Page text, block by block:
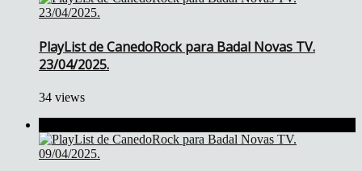
PlayList de CanedoRock para Badal Novas TV.
23/04/2025.
34 views